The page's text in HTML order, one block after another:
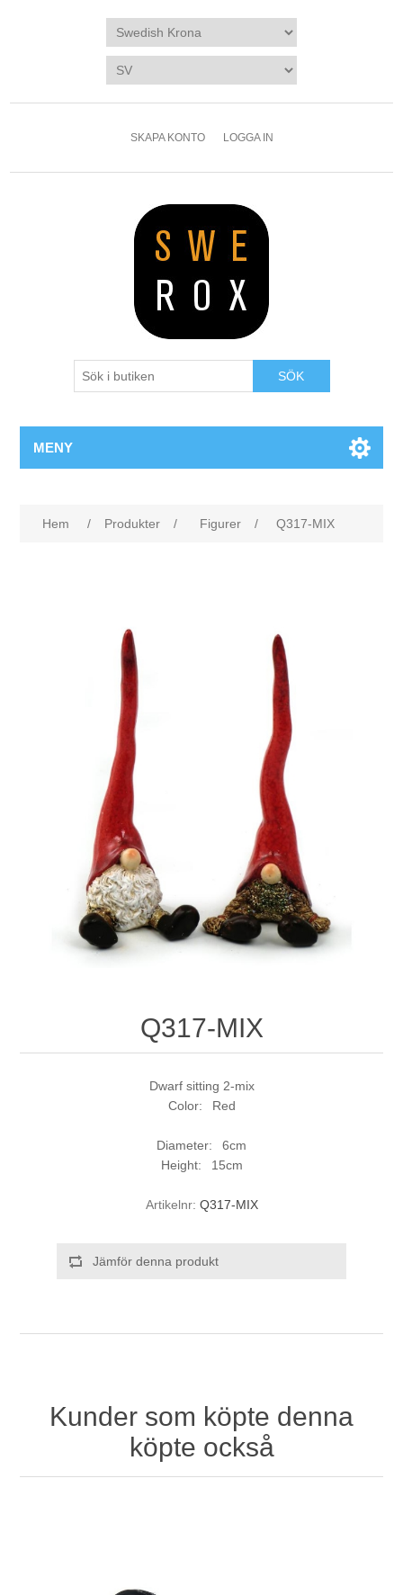
SKAPA KONTO LOGGA IN
SÖK
MENY
Hem / Produkter / Figurer / Q317-MIX
Q317-MIX
Dwarf sitting 2-mix
Color: Red
Diameter: 6cm
Height: 15cm
Artikelnr: Q317-MIX
Jämför denna produkt
Kunder som köpte denna
köpte också